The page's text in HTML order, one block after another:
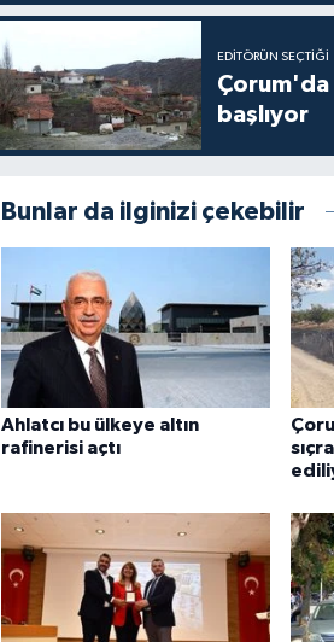
EDITÖRÜN SEÇTIĞI
Çorum'da
başlıyor
Bunlar da ilginizi çekebilir
Ahlatcı bu ülkeye altın
rafinerisi açtı